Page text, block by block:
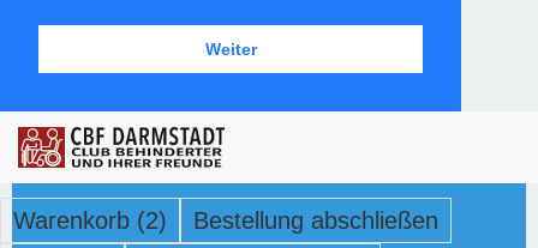
Weiter
Warenkorb (2)
Bestellung abschließen